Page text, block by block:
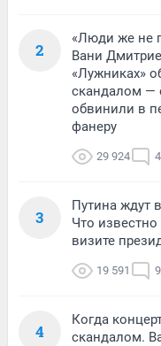
2
«Люди же не
Вани
«Лужниках»
скандалом —
обвинили в
фанеру
29 924
3
Путина ждут
Что
визите
19 591
4
Когда
скандалом.